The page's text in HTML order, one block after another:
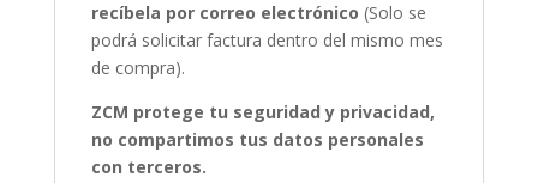
recíbela por correo electrónico (Solo se
podrá solicitar factura dentro del mismo mes
de compra).
ZCM protege tu seguridad y privacidad,
no compartimos tus datos personales
con terceros.